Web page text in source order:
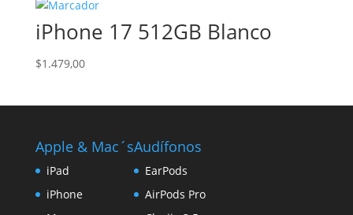
era:
$1.209,00.$1.049,00.
iPhone 17 512GB Blanco
$1.479,00
Apple & Mac´s
iPad
iPhone
Audífonos
EarPods
AirPods Pro